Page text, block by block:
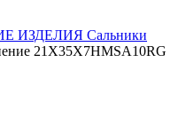
ИЗДЕЛИЯ Сальники
21X35X7HMSA10RG